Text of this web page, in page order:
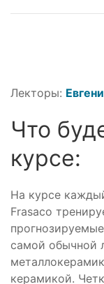
Лекторы:
Что
курсе:
На курсе
Frasaco
самой обычной
керамикой.